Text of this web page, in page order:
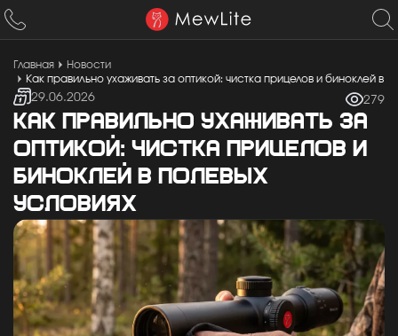
Главная
Новости
Как правильно ухаживать за оптикой: чистка прицелов и биноклей в
29.06.2026 279
КАК ПРАВИЛЬНО УХАЖИВАТЬ ЗА
ОПТИКОЙ: ЧИСТКА ПРИЦЕЛОВ И
БИНОКЛЕЙ В ПОЛЕВЫХ
УСЛОВИЯХ